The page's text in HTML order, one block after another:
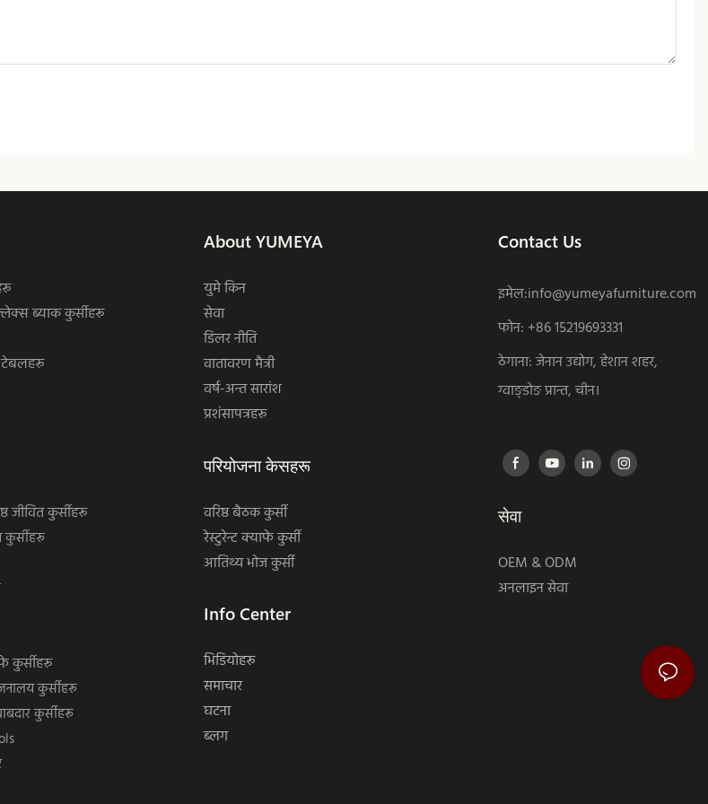
ब्याक कुर्सीहरू
टेबलहरू
About YUMEYA
युमे किन
सेवा
डिलर नीति
वातावरण मैत्री
वर्ष-अन्त सारांश
प्रशंसापत्रहरू
Contact Us
इमेल:info@yumeyafurniture.com
फोन: +86 15219693331
ठेगाना: जेनान उद्योग, हेशान शहर,
ग्वाङ्डोङ प्रान्त, चीन।
जीवित कुर्सीहरू
कुर्सीहरू
कुर्सीहरू
कुर्सीहरू
कुर्सीहरू
परियोजना केसहरू
वरिष्ठ बैठक कुर्सी
रेस्टुरेन्ट क्याफे कुर्सी
आतिथ्य भोज कुर्सी
Info Center
भिडियोहरू
समाचार
घटना
ब्लग
सेवा
OEM & ODM
अनलाइन सेवा